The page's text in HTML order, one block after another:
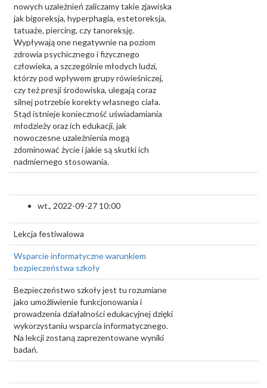
nowych uzależnień zaliczamy takie zjawiska
jak bigoreksja, hyperphagia, estetoreksja,
tatuaże, piercing, czy tanoreksję.
Wypływają one negatywnie na poziom
zdrowia psychicznego i fizycznego
człowieka, a szczególnie młodych ludzi,
którzy pod wpływem grupy rówieśniczej,
czy też presji środowiska, ulegają coraz
silnej potrzebie korekty własnego ciała.
Stąd istnieje konieczność uświadamiania
młodzieży oraz ich edukacji, jak
nowoczesne uzależnienia mogą
zdominować życie i jakie są skutki ich
nadmiernego stosowania.
wt., 2022-09-27 10:00
Lekcja festiwalowa
Wsparcie informatyczne warunkiem
bezpieczeństwa szkoły
Bezpieczeństwo szkoły jest tu rozumiane
jako umożliwienie funkcjonowania i
prowadzenia działalności edukacyjnej dzięki
wykorzystaniu wsparcia informatycznego.
Na lekcji zostaną zaprezentowane wyniki
badań.